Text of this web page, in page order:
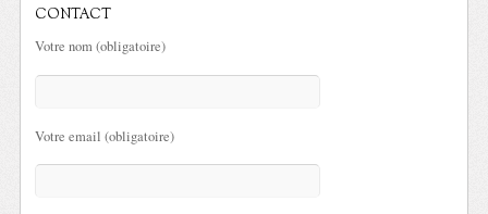
CONTACT
Votre nom (obligatoire)
Votre email (obligatoire)